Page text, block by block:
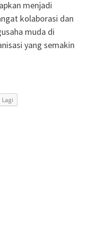
menjadi
kolaborasi dan
muda di
yang semakin
Lagi